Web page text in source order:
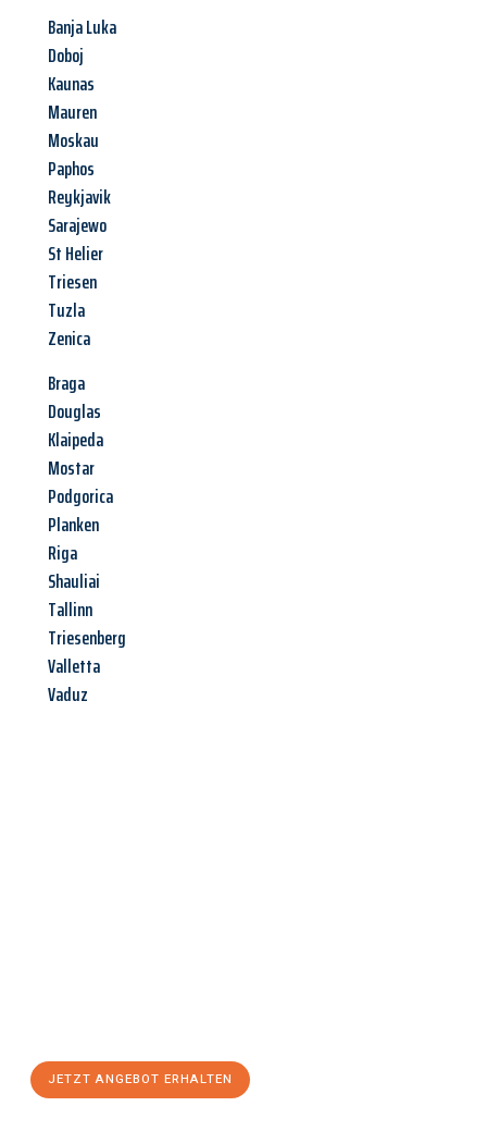
Banja Luka
Doboj
Kaunas
Mauren
Moskau
Paphos
Reykjavik
Sarajewo
St Helier
Triesen
Tuzla
Zenica
Braga
Douglas
Klaipeda
Mostar
Podgorica
Planken
Riga
Shauliai
Tallinn
Triesenberg
Valletta
Vaduz
JETZT ANGEBOT ERHALTEN